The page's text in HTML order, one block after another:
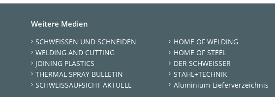
Weitere Medien
SCHWEISSEN UND SCHNEIDEN
WELDING AND CUTTING
JOINING PLASTICS
THERMAL SPRAY BULLETIN
SCHWEISSAUFSICHT AKTUELL
HOME OF WELDING
HOME OF STEEL
DER SCHWEISSER
STAHL+TECHNIK
Aluminium-Lieferverzeichnis